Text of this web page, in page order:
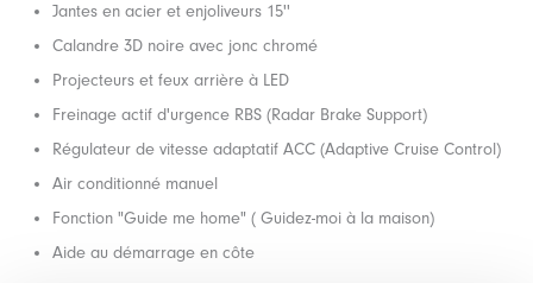
Jantes en acier et enjoliveurs 15''
Calandre 3D noire avec jonc chromé
Projecteurs et feux arrière à LED
Freinage actif d'urgence RBS (Radar Brake Support)
Régulateur de vitesse adaptatif ACC (Adaptive Cruise Control)
Air conditionné manuel
Fonction "Guide me home" ( Guidez-moi à la maison)
Aide au démarrage en côte